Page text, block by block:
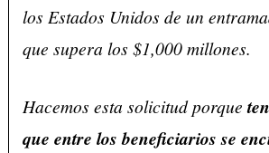
los Estados Unidos de un
que supera los $1,000 millones.
Hacemos esta solicitud porque
que entre los beneficiarios se